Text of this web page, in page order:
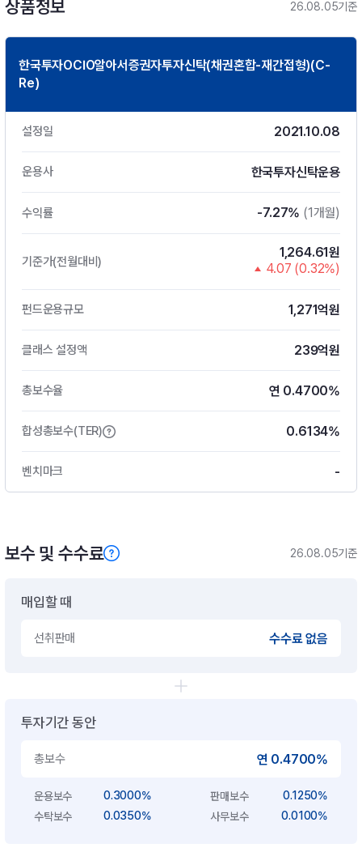
상품정보 26.08.05기준
한국투자OCIO알아서증권자투자신탁(채권혼합-재간접형)(C-
Re)
설정일 2021.10.08
운용사 한국투자신탁운용
수익률 -7.27% (1개월)
기준가(전월대비)
1,264.61원
4.07 (0.32%)
펀드운용규모 1,271억원
클래스 설정액 239억원
총보수율 연 0.4700%
합성총보수(TER) 0.6134%
벤치마크 -
보수 및 수수료 26.08.05기준
매입할 때
선취판매 수수료 없음
투자기간 동안
총보수 연 0.4700%
운용보수 0.3000% 판매보수
0.1250%
수탁보수
0.0350% 사무보수 0.0100%